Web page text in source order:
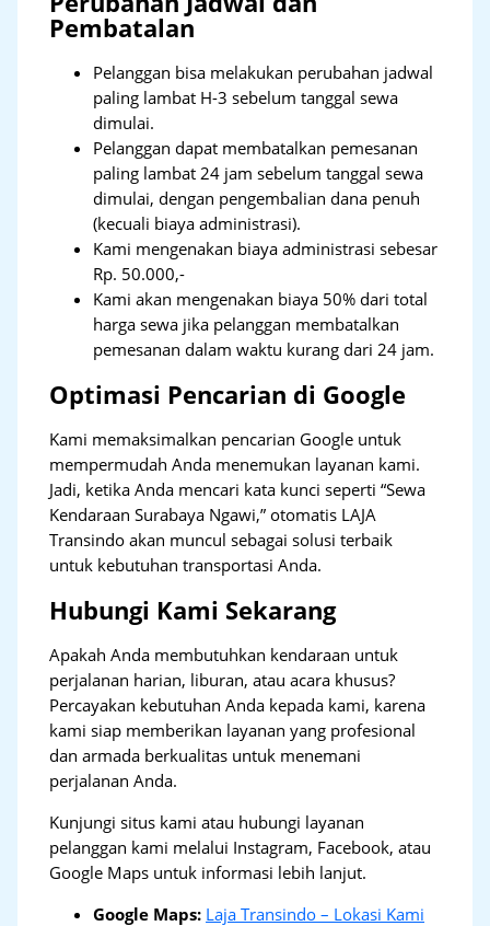
Pembatalan
Pelanggan bisa melakukan perubahan jadwal
paling lambat H-3 sebelum tanggal sewa
dimulai.
Pelanggan dapat membatalkan pemesanan
paling lambat 24 jam sebelum tanggal sewa
dimulai, dengan pengembalian dana penuh
(kecuali biaya administrasi).
Kami mengenakan biaya administrasi sebesar
Rp. 50.000,-
Kami akan mengenakan biaya 50% dari total
harga sewa jika pelanggan membatalkan
pemesanan dalam waktu kurang dari 24 jam.
Optimasi Pencarian di Google
Kami memaksimalkan pencarian Google untuk
mempermudah Anda menemukan layanan kami.
Jadi, ketika Anda mencari kata kunci seperti “Sewa
Kendaraan Surabaya Ngawi,” otomatis LAJA
Transindo akan muncul sebagai solusi terbaik
untuk kebutuhan transportasi Anda.
Hubungi Kami Sekarang
Apakah Anda membutuhkan kendaraan untuk
perjalanan harian, liburan, atau acara khusus?
Percayakan kebutuhan Anda kepada kami, karena
kami siap memberikan layanan yang profesional
dan armada berkualitas untuk menemani
perjalanan Anda.
Kunjungi situs kami atau hubungi layanan
pelanggan kami melalui Instagram, Facebook, atau
Google Maps untuk informasi lebih lanjut.
Google Maps: Laja Transindo – Lokasi Kami